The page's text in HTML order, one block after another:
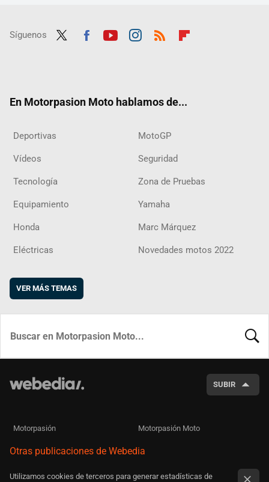
Síguenos
En Motorpasion Moto hablamos de...
Deportivas MotoGP
Vídeos Seguridad
Tecnología Zona de Pruebas
Equipamiento Yamaha
Honda Marc Márquez
Eléctricas Novedades motos 2022
VER MÁS TEMAS
SUBIR
Motorpasión Motorpasión Moto
Otras publicaciones de Webedia
Utilizamos cookies de terceros para generar estadísticas de